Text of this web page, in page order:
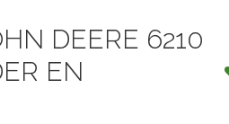
DEERE 6210
EN